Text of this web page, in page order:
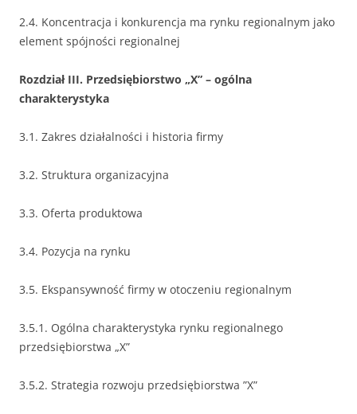
2.4. Koncentracja i konkurencja ma rynku regionalnym jako
element spójności regionalnej
Rozdział III. Przedsiębiorstwo „X” – ogólna
charakterystyka
3.1. Zakres działalności i historia firmy
3.2. Struktura organizacyjna
3.3. Oferta produktowa
3.4. Pozycja na rynku
3.5. Ekspansywność firmy w otoczeniu regionalnym
3.5.1. Ogólna charakterystyka rynku regionalnego
przedsiębiorstwa „X”
3.5.2. Strategia rozwoju przedsiębiorstwa ”X”